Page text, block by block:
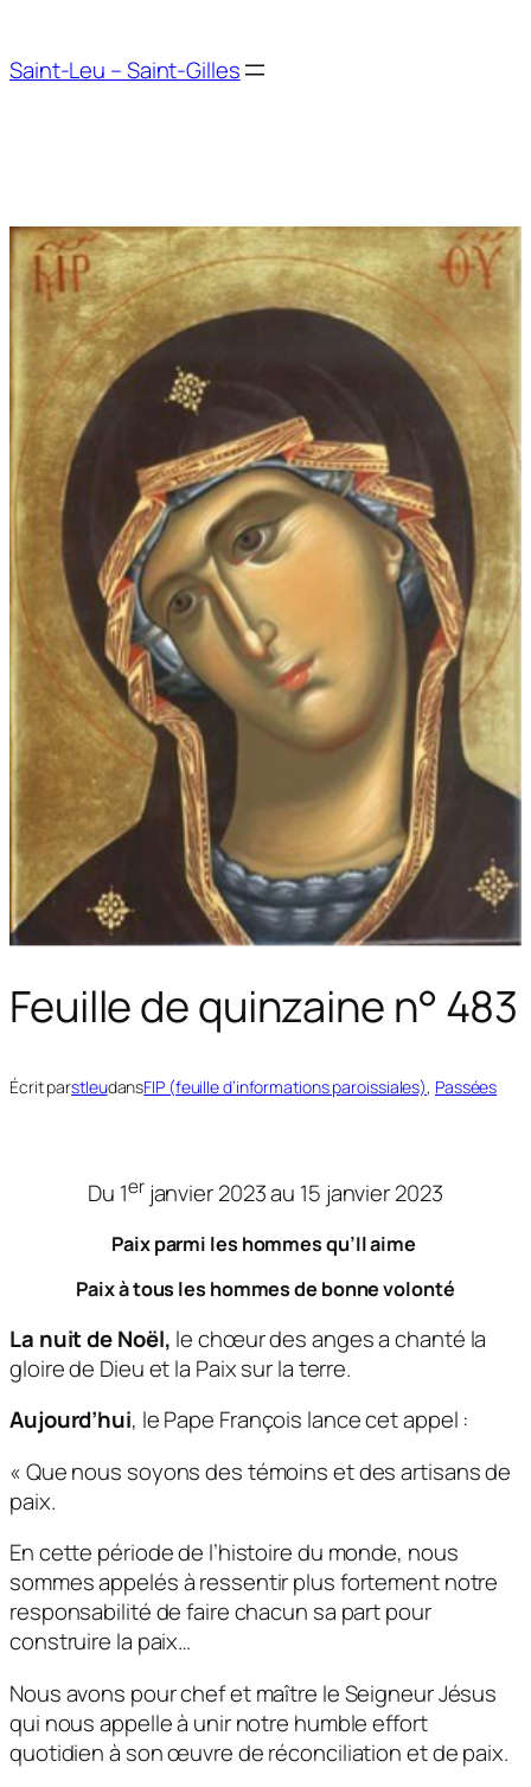
contenu
Saint-Leu – Saint-Gilles
Feuille de quinzaine n° 483
Écrit parstleudansFIP (feuille d’informations paroissiales), Passées
Du 1erjanvier 2023 au 15 janvier 2023
Paix parmi les hommes qu’Il aime
Paix à tous les hommes de bonne volonté
La nuit de Noël, le chœur des anges a chanté la
gloire de Dieu et la Paix sur la terre.
Aujourd’hui, le Pape François lance cet appel :
« Que nous soyons des témoins et des artisans de
paix.
En cette période de l’histoire du monde, nous
sommes appelés à ressentir plus fortement notre
responsabilité de faire chacun sa part pour
construire la paix…
Nous avons pour chef et maître le Seigneur Jésus
qui nous appelle à unir notre humble effort
quotidien à son œuvre de réconciliation et de paix.